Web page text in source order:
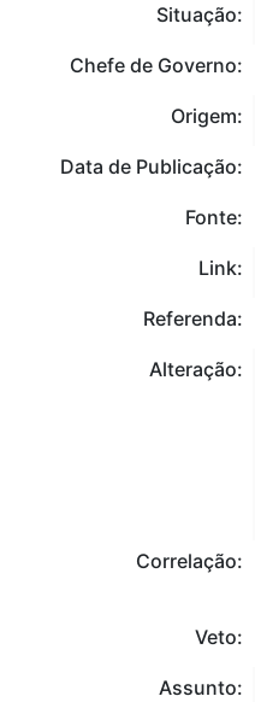
Situação:
Chefe de Governo:
Origem:
Data de Publicação:
Fonte:
Link:
Referenda:
Alteração:
Correlação:
Veto:
Assunto: